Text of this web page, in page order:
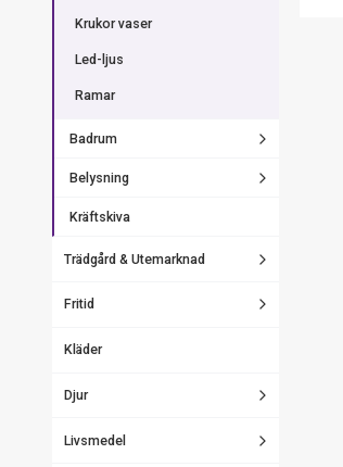
Krukor vaser
Led-ljus
Ramar
Badrum
Belysning
Kräftskiva
Trädgård & Utemarknad
Fritid
Kläder
Djur
Livsmedel